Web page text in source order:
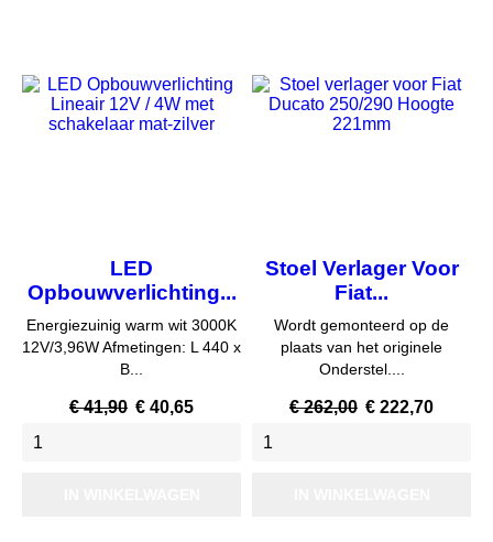
LED
Opbouwverlichting...
Energiezuinig warm wit 3000K
12V/3,96W Afmetingen: L 440 x
B...
Normale
€ 41,90 Prijs
€ 40,65
Stoel Verlager Voor
Fiat...
Wordt gemonteerd op de
plaats van het originele
Onderstel....
Normale
€ 262,00 Prijs
€ 222,70